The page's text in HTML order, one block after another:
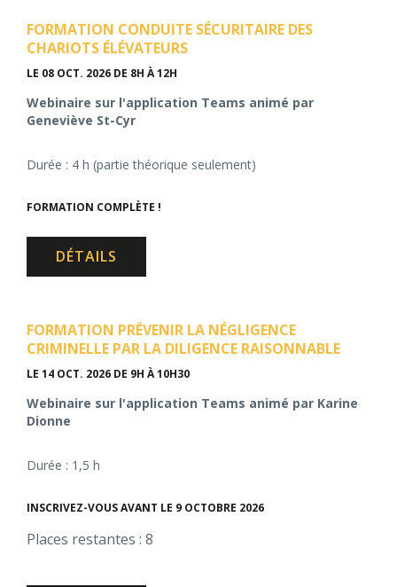
FORMATION CONDUITE SÉCURITAIRE DES
CHARIOTS ÉLÉVATEURS
LE 08 OCT. 2026 DE 8H À 12H
Webinaire sur l'application Teams animé par
Geneviève St-Cyr
Durée : 4 h (partie théorique seulement)
FORMATION COMPLÈTE !
DÉTAILS
FORMATION PRÉVENIR LA NÉGLIGENCE
CRIMINELLE PAR LA DILIGENCE RAISONNABLE
LE 14 OCT. 2026 DE 9H À 10H30
Webinaire sur l'application Teams animé par Karine
Dionne
Durée : 1,5 h
INSCRIVEZ-VOUS AVANT LE 9 OCTOBRE 2026
Places restantes : 8